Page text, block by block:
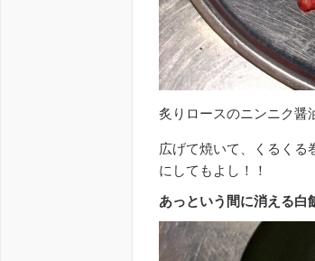
炙りロースのニンニク醤
広げて焼いて、くるくる
にしてもよし！！
あっという間に消える白